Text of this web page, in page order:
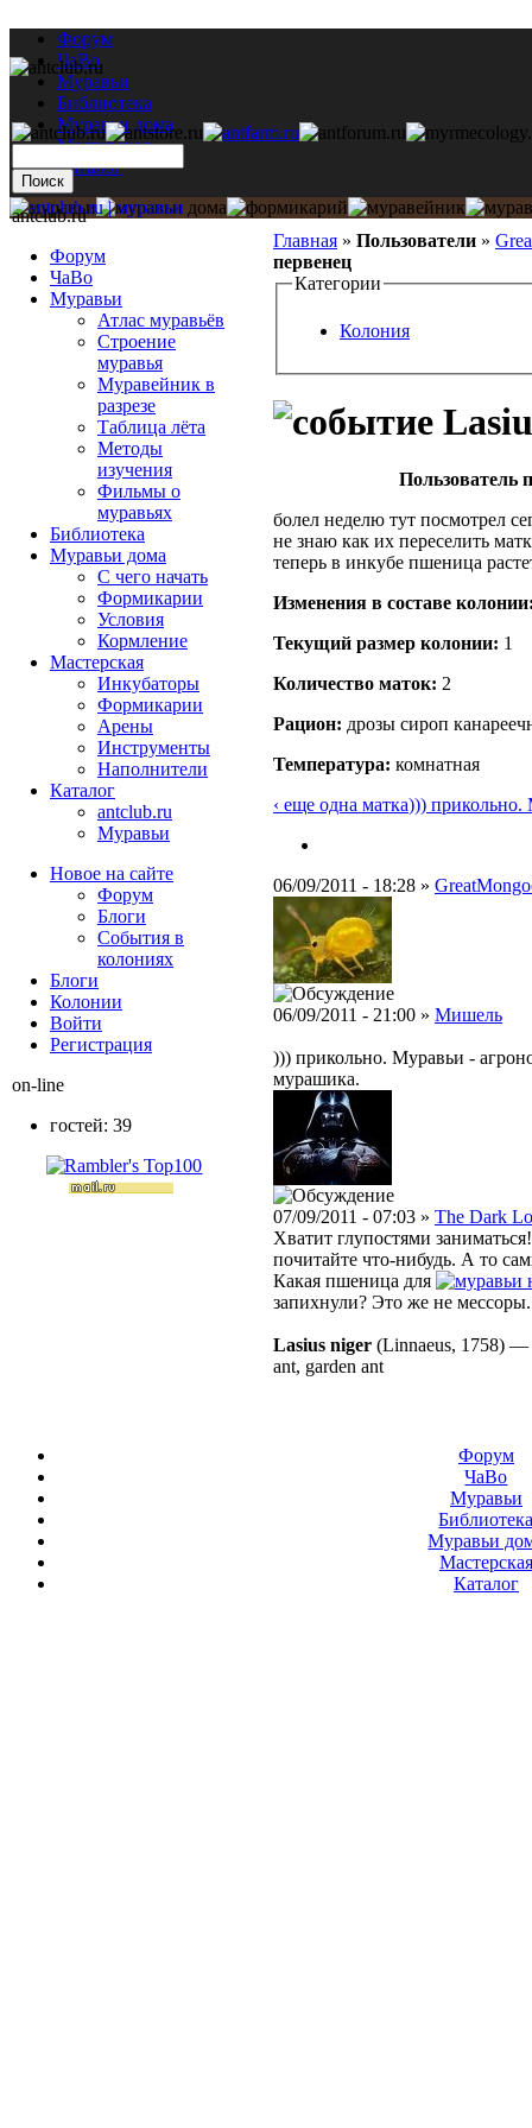
Форум
ЧаВо
Муравьи
Библиотека
Муравьи дома
Мастерская
Каталог
Главная » Пользователи »
первенец
Категории
Колония
Пользователь
болел неделю тут посмотрел
не знаю как их переселить
теперь в инкубе пшеница
Изменения в составе
Текущий размер кoлонии: 1
Количество маток: 2
Рацион: дрозы сироп
Температура: комнатная
‹ еще одна матка))) прикольно.
06/09/2011 - 18:28 »
06/09/2011 - 21:00 » Мишель
))) прикольно. Муравьи -
мурашика.
07/09/2011 - 07:03 » The Dark
Хватит глупостями
почитайте что-нибудь. А то
Какая пшеница для
запихнули? Это же не
Lasius niger (Linnaeus, 1758) —
ant, garden ant
antclub.ru
Форум
ЧаВо
Муравьи
Атлас муравьёв
Строение
муравья
Муравейник в
разрезе
Таблица лёта
Методы
изучения
Фильмы о
муравьях
Библиотека
Муравьи дома
С чего начать
Формикарии
Условия
Кормление
Мастерская
Инкубаторы
Формикарии
Арены
Инструменты
Наполнители
Каталог
antclub.ru
Муравьи
Новое на сайте
Форум
Блоги
События в
колониях
Блоги
Колонии
Войти
Peгиcтpaция
on-line
гостей: 39
Форум
ЧаВо
Муравьи
Муравьи
Мастерская
Каталог